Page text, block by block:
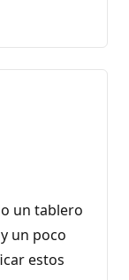
un tablero
un poco
estos